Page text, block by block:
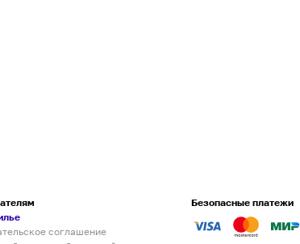
соглашение
Безопасные платежи